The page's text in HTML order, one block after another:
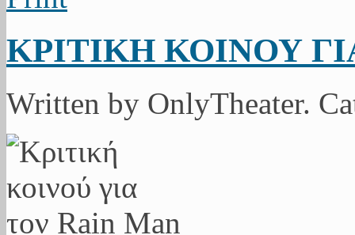
ΚΡΙΤΙΚΗ ΚΟΙΝΟΥ
Written by OnlyTheater.